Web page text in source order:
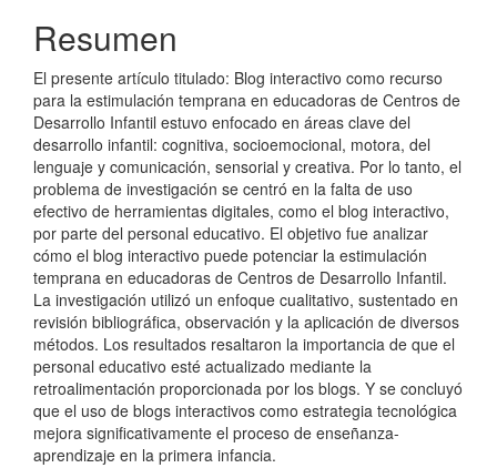
Resumen
El presente artículo titulado: Blog interactivo como recurso
para la estimulación temprana en educadoras de Centros de
Desarrollo Infantil estuvo enfocado en áreas clave del
desarrollo infantil: cognitiva, socioemocional, motora, del
lenguaje y comunicación, sensorial y creativa. Por lo tanto, el
problema de investigación se centró en la falta de uso
efectivo de herramientas digitales, como el blog interactivo,
por parte del personal educativo. El objetivo fue analizar
cómo el blog interactivo puede potenciar la estimulación
temprana en educadoras de Centros de Desarrollo Infantil.
La investigación utilizó un enfoque cualitativo, sustentado en
revisión bibliográfica, observación y la aplicación de diversos
métodos. Los resultados resaltaron la importancia de que el
personal educativo esté actualizado mediante la
retroalimentación proporcionada por los blogs. Y se concluyó
que el uso de blogs interactivos como estrategia tecnológica
mejora significativamente el proceso de enseñanza-
aprendizaje en la primera infancia.